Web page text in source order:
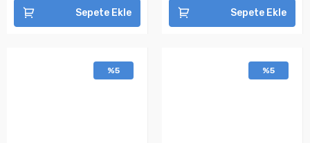
Sepete Ekle Sepete Ekle
%5 %5